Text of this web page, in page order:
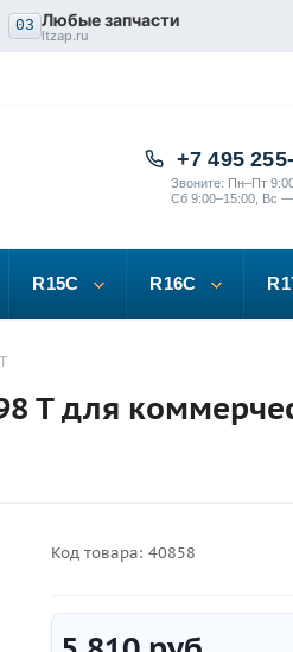
03 Любые запчасти
ltzap.ru
+7 495
Звоните: Пн–Пт
Сб 9:00–15:00, Вс
R15C R16C
T для
Код товара: 40858